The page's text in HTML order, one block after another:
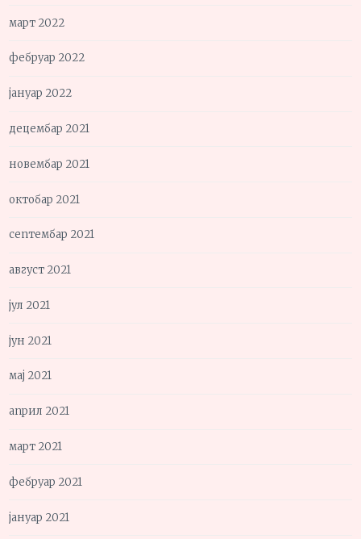
март 2022
фебруар 2022
јануар 2022
децембар 2021
новембар 2021
октобар 2021
септембар 2021
август 2021
јул 2021
јун 2021
мај 2021
април 2021
март 2021
фебруар 2021
јануар 2021